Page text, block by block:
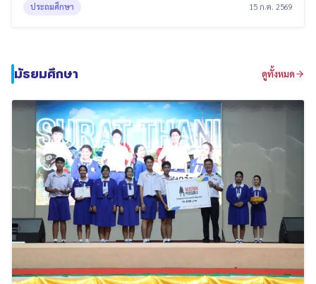
ประถมศึกษา 15 ก.ค. 2569
มัธยมศึกษา ดูทั้งหมด